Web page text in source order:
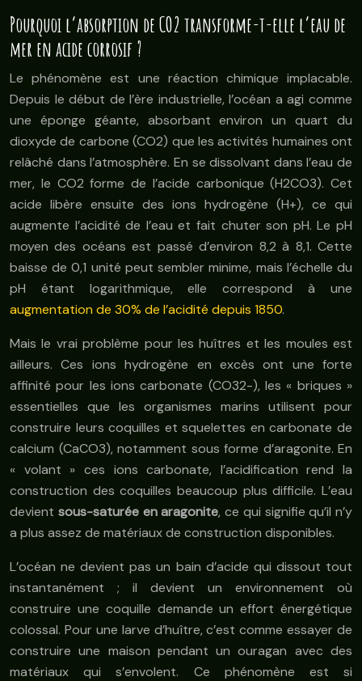
Pourquoi l’absorption de CO2 transforme-t-elle l’eau de
mer en acide corrosif ?
Le phénomène est une réaction chimique implacable.
Depuis le début de l’ère industrielle, l’océan a agi comme
une éponge géante, absorbant environ un quart du
dioxyde de carbone (CO2) que les activités humaines ont
relâché dans l’atmosphère. En se dissolvant dans l’eau de
mer, le CO2 forme de l’acide carbonique (H2CO3). Cet
acide libère ensuite des ions hydrogène (H+), ce qui
augmente l’acidité de l’eau et fait chuter son pH. Le pH
moyen des océans est passé d’environ 8,2 à 8,1. Cette
baisse de 0,1 unité peut sembler minime, mais l’échelle du
pH étant logarithmique, elle correspond à une
augmentation de 30% de l’acidité depuis 1850.
Mais le vrai problème pour les huîtres et les moules est
ailleurs. Ces ions hydrogène en excès ont une forte
affinité pour les ions carbonate (CO32-), les « briques »
essentielles que les organismes marins utilisent pour
construire leurs coquilles et squelettes en carbonate de
calcium (CaCO3), notamment sous forme d’aragonite. En
« volant » ces ions carbonate, l’acidification rend la
construction des coquilles beaucoup plus difficile. L’eau
devient sous-saturée en aragonite, ce qui signifie qu’il n’y
a plus assez de matériaux de construction disponibles.
L’océan ne devient pas un bain d’acide qui dissout tout
instantanément ; il devient un environnement où
construire une coquille demande un effort énergétique
colossal. Pour une larve d’huître, c’est comme essayer de
construire une maison pendant un ouragan avec des
matériaux qui s’envolent. Ce phénomène est si